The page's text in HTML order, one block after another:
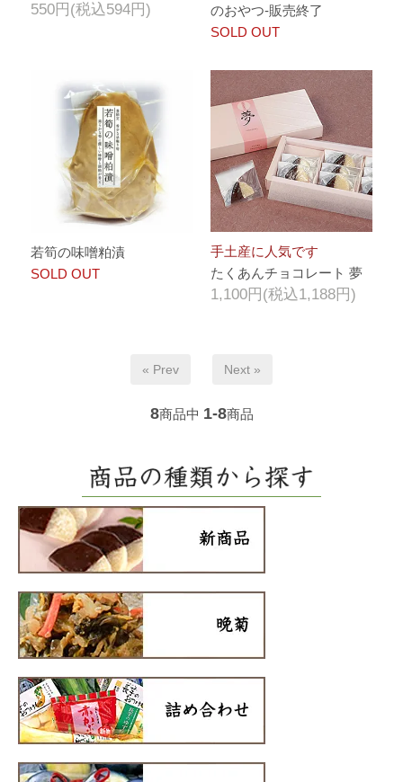
550円(税込594円)
のおやつ-販売終了
SOLD OUT
若筍の味噌粕漬
SOLD OUT
手土産に人気です
たくあんチョコレート 夢
1,100円(税込1,188円)
« Prev Next »
8商品中 1-8商品